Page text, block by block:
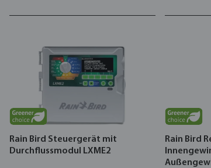
Rain Bird Steuergerät mit
Durchflussmodul LXME2
Rain Bird